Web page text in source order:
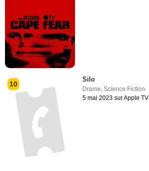
10
Silo
Drame,Science Fiction
5 mai 2023 sur Apple TV